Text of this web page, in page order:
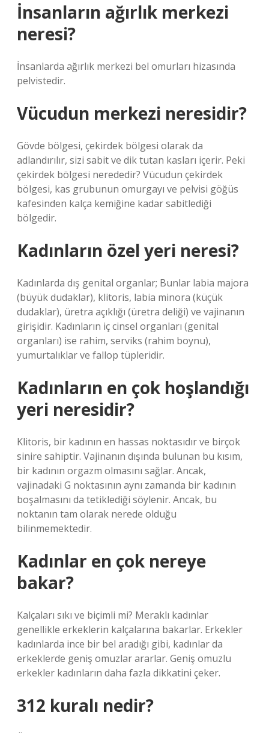
İnsanların ağırlık merkezi
neresi?
İnsanlarda ağırlık merkezi bel omurları hizasında
pelvistedir.
Vücudun merkezi neresidir?
Gövde bölgesi, çekirdek bölgesi olarak da
adlandırılır, sizi sabit ve dik tutan kasları içerir. Peki
çekirdek bölgesi nerededir? Vücudun çekirdek
bölgesi, kas grubunun omurgayı ve pelvisi göğüs
kafesinden kalça kemiğine kadar sabitlediği
bölgedir.
Kadınların özel yeri neresi?
Kadınlarda dış genital organlar; Bunlar labia majora
(büyük dudaklar), klitoris, labia minora (küçük
dudaklar), üretra açıklığı (üretra deliği) ve vajinanın
girişidir. Kadınların iç cinsel organları (genital
organları) ise rahim, serviks (rahim boynu),
yumurtalıklar ve fallop tüpleridir.
Kadınların en çok hoşlandığı
yeri neresidir?
Klitoris, bir kadının en hassas noktasıdır ve birçok
sinire sahiptir. Vajinanın dışında bulunan bu kısım,
bir kadının orgazm olmasını sağlar. Ancak,
vajinadaki G noktasının aynı zamanda bir kadının
boşalmasını da tetiklediği söylenir. Ancak, bu
noktanın tam olarak nerede olduğu
bilinmemektedir.
Kadınlar en çok nereye
bakar?
Kalçaları sıkı ve biçimli mi? Meraklı kadınlar
genellikle erkeklerin kalçalarına bakarlar. Erkekler
kadınlarda ince bir bel aradığı gibi, kadınlar da
erkeklerde geniş omuzlar ararlar. Geniş omuzlu
erkekler kadınların daha fazla dikkatini çeker.
312 kuralı nedir?